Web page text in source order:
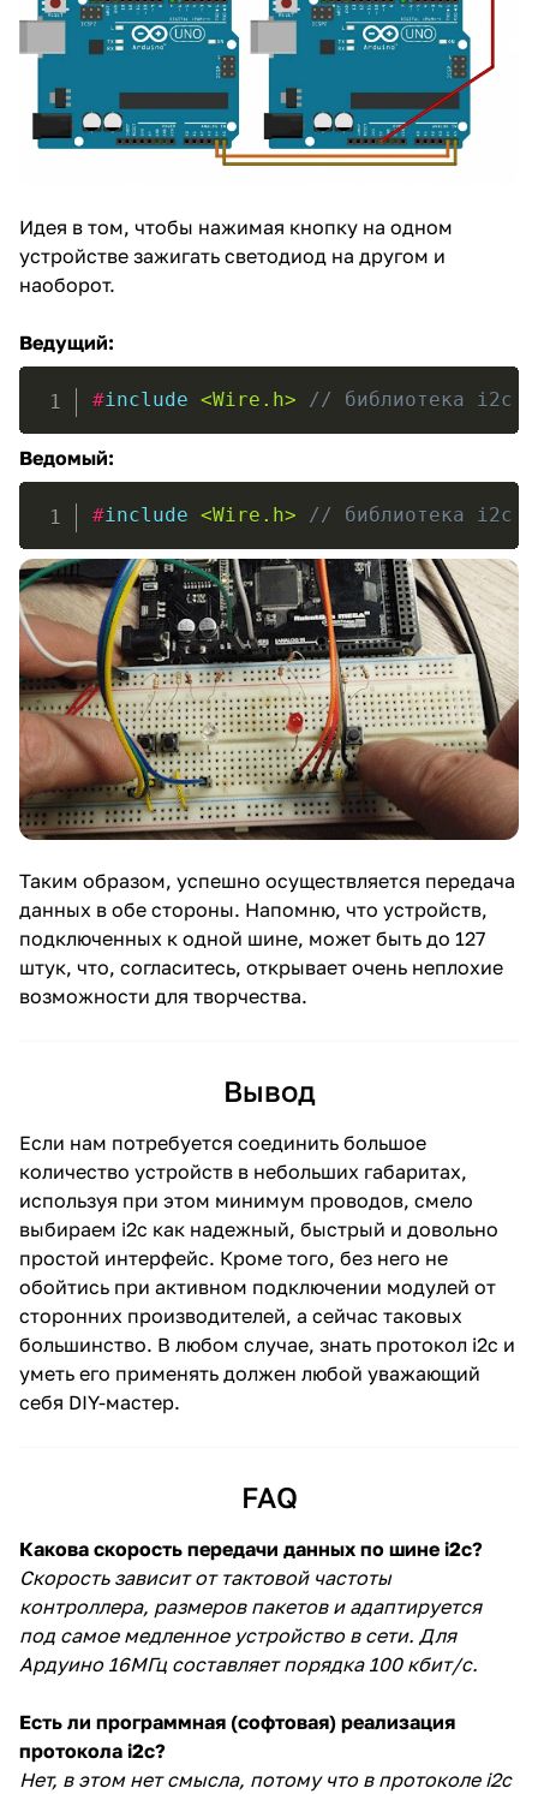
Идея в том, чтобы нажимая кнопку на одном
устройстве зажигать светодиод на другом и
наоборот.
Ведущий:
#include <Wire.h> // библиотека i2c
Ведомый:
#include <Wire.h> // библиотека i2c
Таким образом, успешно осуществляется передача
данных в обе стороны. Напомню, что устройств,
подключенных к одной шине, может быть до 127
штук, что, согласитесь, открывает очень неплохие
возможности для творчества.
Вывод
Если нам потребуется соединить большое
количество устройств в небольших габаритах,
используя при этом минимум проводов, смело
выбираем i2c как надежный, быстрый и довольно
простой интерфейс. Кроме того, без него не
обойтись при активном подключении модулей от
сторонних производителей, а сейчас таковых
большинство. В любом случае, знать протокол i2c и
уметь его применять должен любой уважающий
себя DIY-мастер.
FAQ
Какова скорость передачи данных по шине i2c?
Скорость зависит от тактовой частоты
контроллера, размеров пакетов и адаптируется
под самое медленное устройство в сети. Для
Ардуино 16МГц составляет порядка 100 кбит/с.
Есть ли программная (софтовая) реализация
протокола i2c?
Нет, в этом нет смысла, потому что в протоколе i2c